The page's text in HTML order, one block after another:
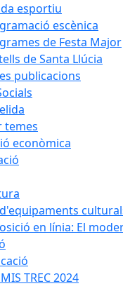
esportiu
escènica
de Festa Major
de Santa Llúcia
publicacions
temes
econòmica
en línia: El
TREC 2024